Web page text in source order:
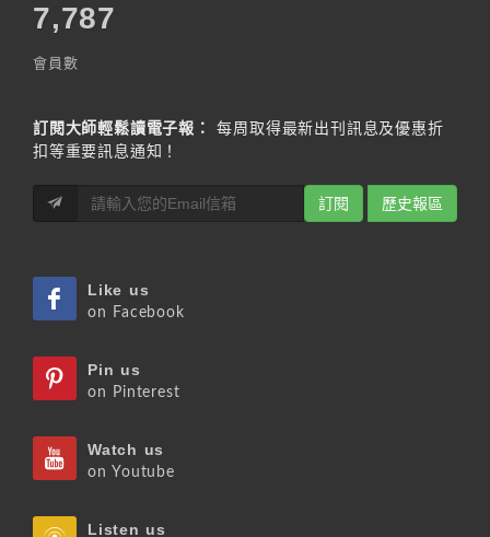
7,787
會員數
訂閱大師輕鬆讀電子報：
每周取得最新出刊訊息及優惠折
扣等重要訊息通知！
訂閱 歷史報區
Like us
on Facebook
Pin us
on Pinterest
Watch us
on Youtube
Listen us